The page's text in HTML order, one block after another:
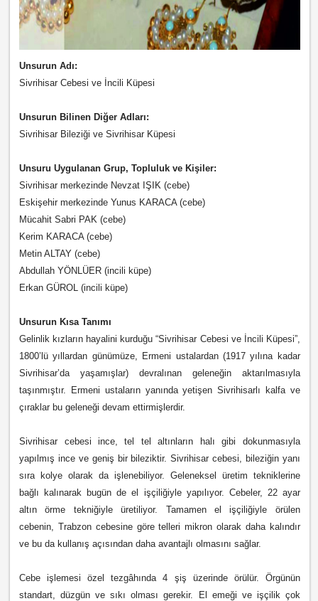
Unsurun Adı:
Sivrihisar Cebesi ve İncili Küpesi
Unsurun Bilinen Diğer Adları:
Sivrihisar Bileziği ve Sivrihisar Küpesi
Unsuru Uygulanan Grup, Topluluk ve Kişiler:
Sivrihisar merkezinde Nevzat IŞIK (cebe)
Eskişehir merkezinde Yunus KARACA (cebe)
Mücahit Sabri PAK (cebe)
Kerim KARACA (cebe)
Metin ALTAY (cebe)
Abdullah YÖNLÜER (incili küpe)
Erkan GÜROL (incili küpe)
Unsurun Kısa Tanımı
Gelinlik kızların hayalini kurduğu “Sivrihisar Cebesi ve İncili Küpesi”,
1800’lü yıllardan günümüze, Ermeni ustalardan (1917 yılına kadar
Sivrihisar’da yaşamışlar) devralınan geleneğin aktarılmasıyla
taşınmıştır. Ermeni ustaların yanında yetişen Sivrihisarlı kalfa ve
çıraklar bu geleneği devam ettirmişlerdir.
Sivrihisar cebesi ince, tel tel altınların halı gibi dokunmasıyla
yapılmış ince ve geniş bir bileziktir. Sivrihisar cebesi, bileziğin yanı
sıra kolye olarak da işlenebiliyor. Geleneksel üretim tekniklerine
bağlı kalınarak bugün de el işçiliğiyle yapılıyor. Cebeler, 22 ayar
altın örme tekniğiyle üretiliyor. Tamamen el işçiliğiyle örülen
cebenin, Trabzon cebesine göre telleri mikron olarak daha kalındır
ve bu da kullanış açısından daha avantajlı olmasını sağlar.
Cebe işlemesi özel tezgâhında 4 şiş üzerinde örülür. Örgünün
standart, düzgün ve sıkı olması gerekir. El emeği ve işçilik çok